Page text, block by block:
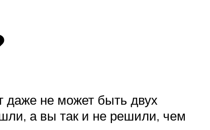
даже не может быть двух
а вы так и не решили, чем